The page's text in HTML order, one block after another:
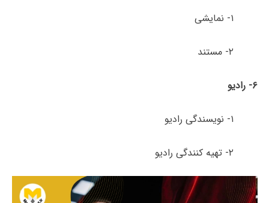
۱- نمایشی
۲- مستند
۶- رادیو
۱- نویسندگی رادیو
۲- تهیه کنندگی رادیو